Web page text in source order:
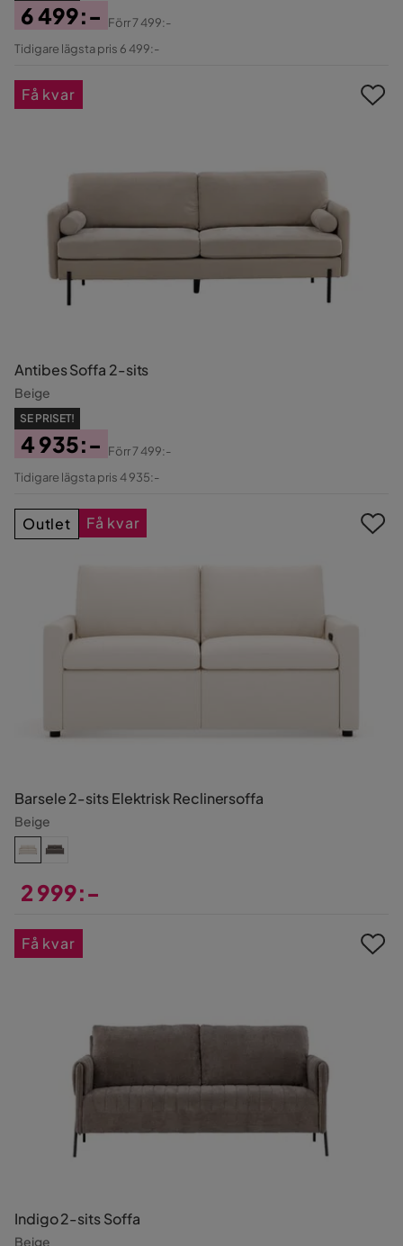
Pris
6 499:-
Original
Förr7 499:-
Tidigare lägsta pris 6 499:-
Antibes Soffa 2-sits
Beige
SE PRISET!
Pris
4 935:-
Original
Förr7 499:-
Tidigare lägsta pris 4 935:-
Få kvar
Barsele 2-sits Elektrisk Reclinersoffa
Beige
2 999:-
Outlet Få kvar
Indigo 2-sits Soffa
Beige
Få kvar